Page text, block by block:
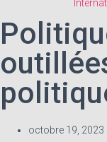
octobre 19, 2023